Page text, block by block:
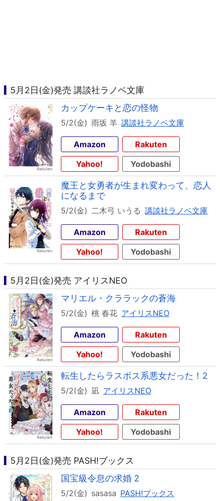
5月2日(金)発売 講談社ラノベ文庫
カップケーキと恋の怪物
5/2(金) 雨坂 羊 講談社ラノベ文庫
Amazon
Rakuten
Yahoo!
Yodobashi
魔王と女勇者が生まれ変わって、恋人
になるまで
5/2(金) 二木弓 いうる 講談社ラノベ文庫
Amazon
Rakuten
Yahoo!
Yodobashi
5月2日(金)発売 アイリスNEO
マリエル・クララックの蒼海
5/2(金) 桃 春花 アイリスNEO
Amazon
Rakuten
Yahoo!
Yodobashi
転生したらラスボス系悪女だった！2
5/2(金) 凪 アイリスNEO
Amazon
Rakuten
Yahoo!
Yodobashi
5月2日(金)発売 PASH!ブックス
国宝級令息の求婚 2
5/2(金) sasasa PASH!ブックス